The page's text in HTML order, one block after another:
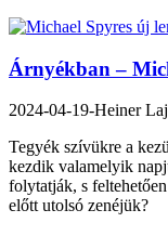
Árnyékban –
2024-04-19-Heiner
Tegyék szívükre a
kezdik valamelyik
folytatják, s
előtt utolsó zenéjük?